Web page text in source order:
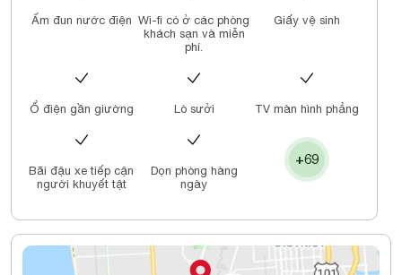
Ấm đun nước điện Wi-fi có ở các phòng
khách sạn và miễn
phí.
Giấy vệ sinh
Ổ điện gần giường Lò sưởi TV màn hình phẳng
Bãi đậu xe tiếp cận
người khuyết tật
Dọn phòng hàng
ngày
+69